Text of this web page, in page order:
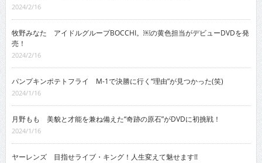
2024/2/16
牧野みなた アイドルグループBOCCHI。￼の黄色担当がデビューDVDを発
売！
2024/2/16
パンプキンポテトフライ M-1で決勝に行く“理由”が見つかった(笑)
2024/1/16
月野もも 美貌と才能を兼ね備えた“奇跡の原石”がDVDに初挑戦！
2024/1/16
ヤーレンズ 目指せライブ・キング！人生変えて魅せます!!